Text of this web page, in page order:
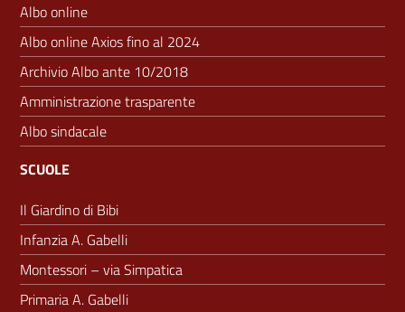
Albo online
Albo online Axios fino al 2024
Archivio Albo ante 10/2018
Amministrazione trasparente
Albo sindacale
SCUOLE
Il Giardino di Bibi
Infanzia A. Gabelli
Montessori – via Simpatica
Primaria A. Gabelli